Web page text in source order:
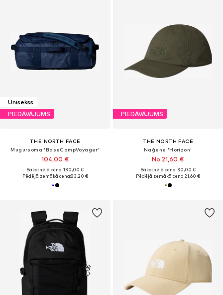
Unisekss
PIEDĀVĀJUMS
THE NORTH FACE
Mugursoma 'BaseCampVoyager'
104,00 €
Sākotnējā cena: 130,00 €
Pēdējā zemākā cena:83,20 €
PIEDĀVĀJUMS
THE NORTH FACE
Naģene 'Horizon'
No 21,60 €
Sākotnējā cena: 30,00 €
Pēdējā zemākā cena:21,60 €